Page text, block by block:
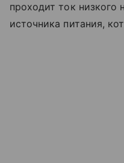
проходит ток низкого
источника питания,